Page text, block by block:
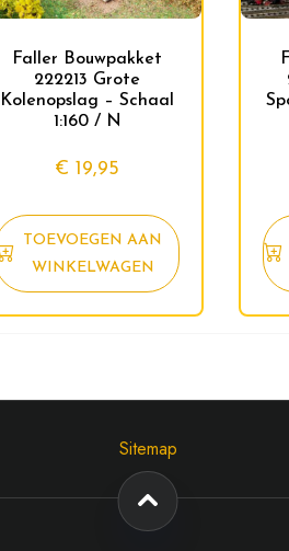
Faller Bouwpakket
222213 Grote
Kolenopslag – Schaal
1:160 / N
€ 19,95
TOEVOEGEN AAN
WINKELWAGEN
Sitemap